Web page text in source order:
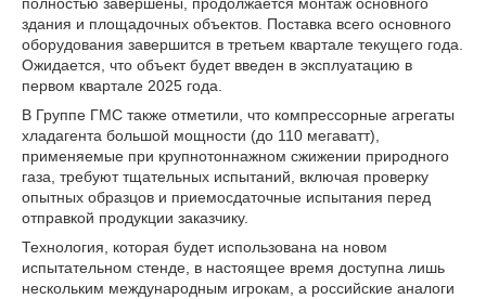
здания и площадочных объектов. Поставка всего основного
оборудования завершится в третьем квартале текущего года.
Ожидается, что объект будет введен в эксплуатацию в
первом квартале 2025 года.
В Группе ГМС также отметили, что компрессорные агрегаты
хладагента большой мощности (до 110 мегаватт),
применяемые при крупнотоннажном сжижении природного
газа, требуют тщательных испытаний, включая проверку
опытных образцов и приемосдаточные испытания перед
отправкой продукции заказчику.
Технология, которая будет использована на новом
испытательном стенде, в настоящее время доступна лишь
нескольким международным игрокам, а российские аналоги